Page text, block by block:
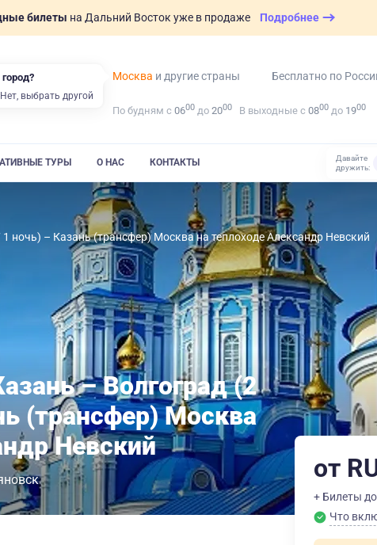
билеты на Дальний Восток уже в продаже Подробнее
Москва и другие страны Бесплатно по
По будням с 0600 до 2000 В выходные с 0800 до 1900
ТУРЫ О НАС КОНТАКТЫ
Давайте
дружить:
ночь) – Казань (трансфер) Москва на теплоходе Александр Невский
– Волгоград (2
(трансфер) Москва
Невский
от
+ Билеты
Что
Нет, выбрать другой